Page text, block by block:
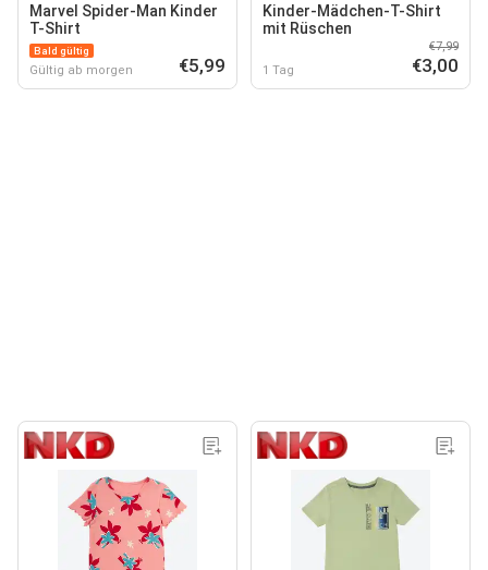
Marvel Spider-Man Kinder
T-Shirt
Bald gültig
Gültig ab morgen €5,99
Kinder-Mädchen-T-Shirt
mit Rüschen
1 Tag
€7,99
€3,00